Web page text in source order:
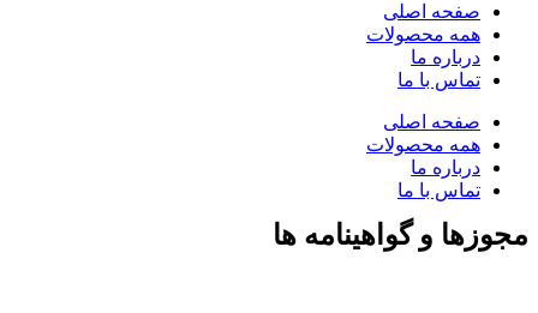
صفحه اصلی
همه محصولات
درباره ما
تماس با ما
صفحه اصلی
همه محصولات
درباره ما
تماس با ما
مجوزها و گواهینامه ها